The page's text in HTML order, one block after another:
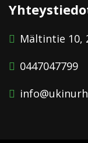
Mältintie 10,
0447047799